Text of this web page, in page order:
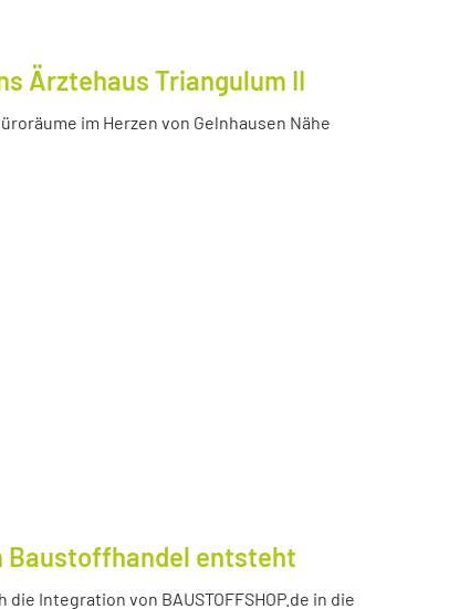
Ärztehaus Triangulum II
im Herzen von Gelnhausen Nähe
Baustoffhandel entsteht
Integration von BAUSTOFFSHOP.de in die